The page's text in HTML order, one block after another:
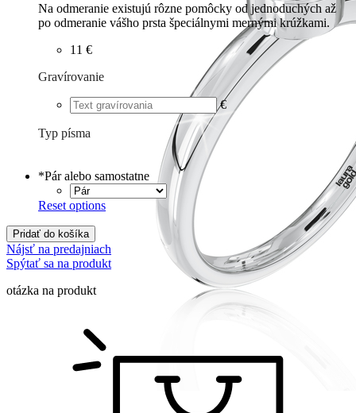
Na odmeranie existujú rôzne pomôcky od jednoduchých až
po odmeranie vášho prsta špeciálnymi mernými krúžkami.
11 €
Gravírovanie
€
Typ písma
*Pár alebo samostatne
Reset options
Pridať do košíka
Nájsť na predajniach
Spýtať sa na produkt
otázka na produkt